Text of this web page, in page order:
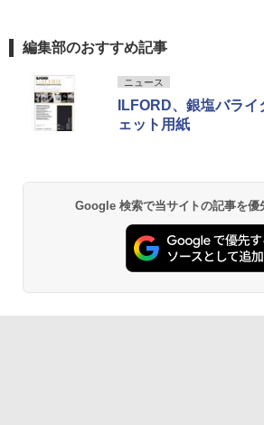
編集部のおすすめ記事
ニュース
ILFORD、銀塩バラ
ェット用紙
Google 検索で当サイトの記事を優